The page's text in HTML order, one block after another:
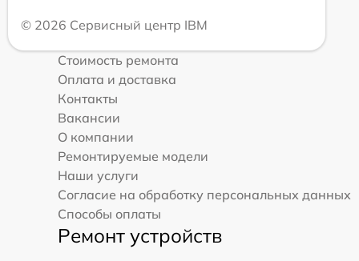
© 2026 Сервисный центр IBM
Стоимость ремонта
Оплата и доставка
Контакты
Вакансии
О компании
Ремонтируемые модели
Наши услуги
Согласие на обработку персональных данных
Способы оплаты
Ремонт устройств